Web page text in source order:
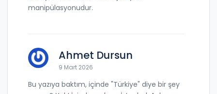
manipülasyonudur.
Ahmet Dursun
9 Mart 2026
Bu yazıya baktım, içinde "Türkiye" diye bir şey